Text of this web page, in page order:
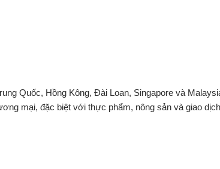
Quốc, Hồng Kông, Đài Loan, Singapore và
mại, đặc biệt với thực phẩm, nông sản và giao dịch